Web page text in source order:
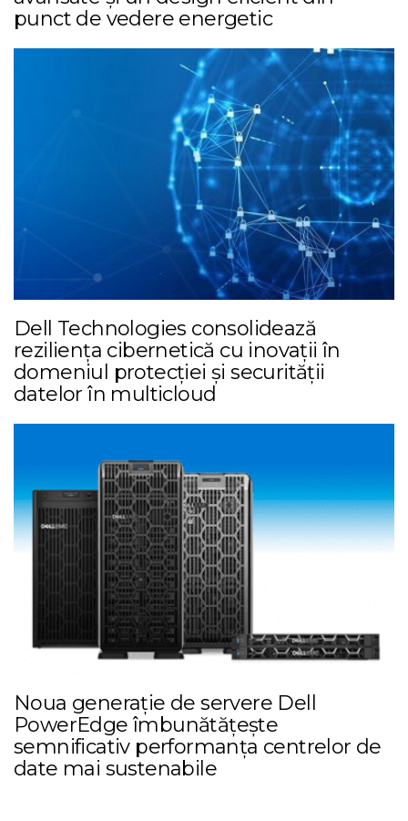
punct de vedere energetic
Dell Technologies consolidează
reziliența cibernetică cu inovații în
domeniul protecției și securității
datelor în multicloud
Noua generație de servere Dell
PowerEdge îmbunătățește
semnificativ performanța centrelor de
date mai sustenabile